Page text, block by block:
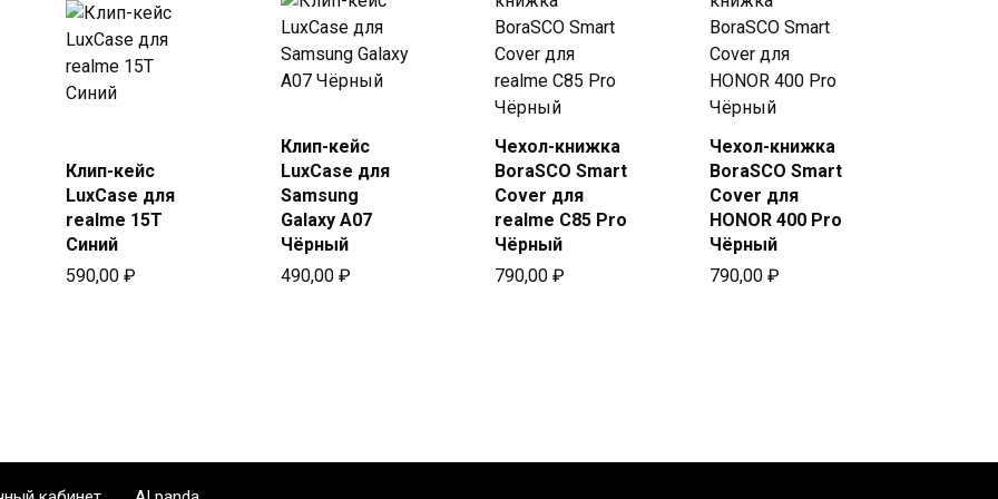
в Beeline
Клип-кейс
LuxCase для
realme 15T
Синий
590,00 ₽
Купить
в Beeline
Клип-кейс
LuxCase для
Samsung
Galaxy A07
Чёрный
490,00 ₽
Купить
в Beeline
Чехол-книжка
BoraSCO Smart
Cover для
realme C85 Pro
Чёрный
790,00 ₽
Купить
в Beeline
Чехол-книжка
BoraSCO Smart
Cover для
HONOR 400 Pro
Чёрный
790,00 ₽